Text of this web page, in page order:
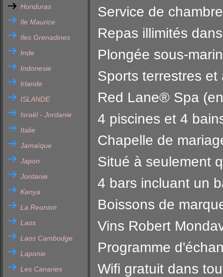
Honduras
Ile Maurice
Iles Grenadines
Inde
Indonesie
Irlande
ISLANDE
Israël - Jordanie
Italie
Jamaïque
Japon
Jordanie
Kenya
La Reunion
Laos
Laos Cambodge
Laponie
Les Canaries
Service de
Repas illimités
Plongée sous-
Sports terrestres
Red Lane® Spa
4 piscines et 4
Chapelle de
Situé à seulement
4 bars incluant un
Boissons de
Vins Robert
Programme
Wifi gratuit dans